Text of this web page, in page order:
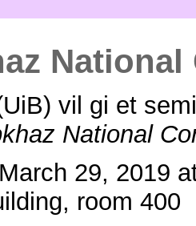
vil gi et
National
29, 2019
room 400